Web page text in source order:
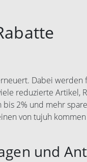
Dabei werden
reduzierte Artikel,
2% und mehr
von tujuh
und